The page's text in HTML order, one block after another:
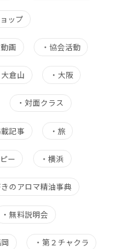
ップ
動画 ・ 協会活動
大倉山 ・ 大阪
・対面クラス
記事 ・ 旅
ー ・横浜
のアロマ精油事典
・無料説明会
・ 第２チャクラ